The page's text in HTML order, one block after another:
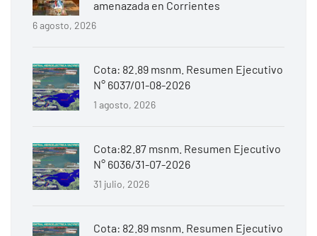
amenazada en Corrientes
6 agosto, 2026
Cota: 82.89 msnm. Resumen Ejecutivo
N° 6037/01-08-2026
1 agosto, 2026
Cota:82.87 msnm. Resumen Ejecutivo
N° 6036/31-07-2026
31 julio, 2026
Cota: 82.89 msnm. Resumen Ejecutivo